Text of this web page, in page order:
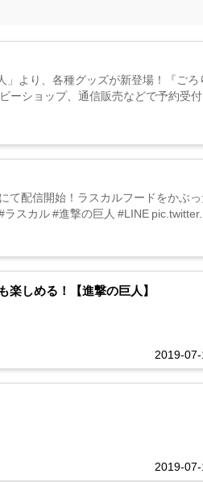
より、各種グッズが新登場！『ごろ
ーショップ、通信販売などで予約受
て配信開始！ラスカルフードをかぶ
カル #進撃の巨人 #LINE
楽しめる！【進撃の巨人】
2019-
2019-